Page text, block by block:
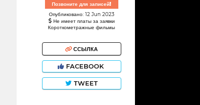
Позвоните для записей!
Опубликовано: 12 Jun 2023
Не имеет платы за заявки
Короткометражные фильмы
ССЫЛКА
FACEBOOK
TWEET